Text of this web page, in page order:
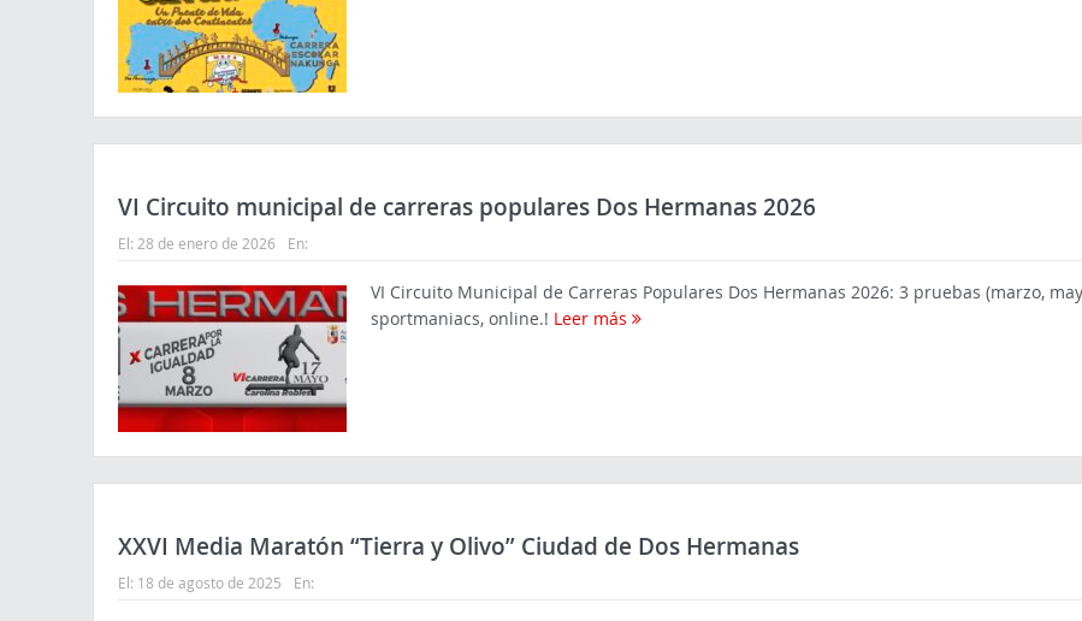
VI Circuito municipal de carreras populares Dos Hermanas 2026
El: 28 de enero de 2026 En:
VI Circuito Municipal de Carreras Populares Dos Hermanas 2026: 3 pruebas (marzo,
sportmaniacs, online.! Leer más
XXVI Media Maratón “Tierra y Olivo” Ciudad de Dos Hermanas
El: 18 de agosto de 2025 En: